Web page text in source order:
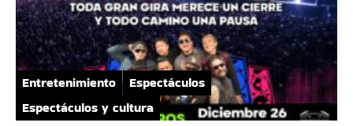
Entretenimiento
Espectáculos
Espectáculos y cultura